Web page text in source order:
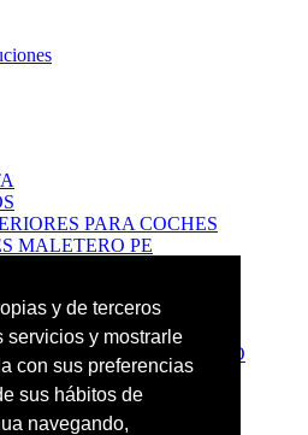
y de terceros
servicios y mostrarle
con sus preferencias
sus hábitos de
navegando,
PARA COCHES
MALETERO PE
MALETERO PE
DE MALETERO CAUCHO
GOMA PREMIUM
GOMA BASIC